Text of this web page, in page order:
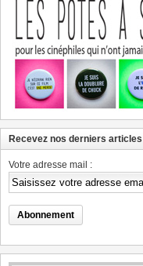
Recevez nos derniers articles
Votre adresse mail :